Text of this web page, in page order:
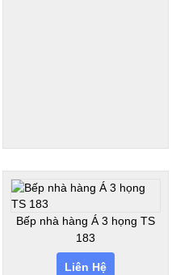
Bếp nhà hàng Á 3 họng TS
183
Liên Hệ